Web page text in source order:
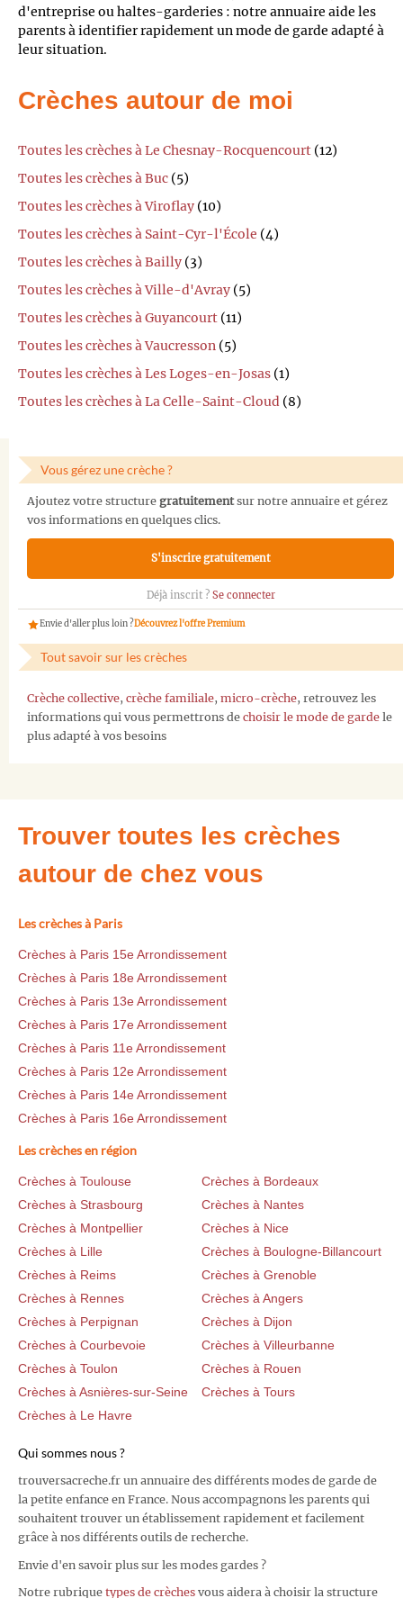
d'entreprise ou haltes-garderies : notre annuaire aide les
parents à identifier rapidement un mode de garde adapté à
leur situation.
Crèches autour de moi
Toutes les crèches à Le Chesnay-Rocquencourt (12)
Toutes les crèches à Buc (5)
Toutes les crèches à Viroflay (10)
Toutes les crèches à Saint-Cyr-l'École (4)
Toutes les crèches à Bailly (3)
Toutes les crèches à Ville-d'Avray (5)
Toutes les crèches à Guyancourt (11)
Toutes les crèches à Vaucresson (5)
Toutes les crèches à Les Loges-en-Josas (1)
Toutes les crèches à La Celle-Saint-Cloud (8)
Vous gérez une crèche ?
Ajoutez votre structure gratuitementsur notre annuaire et gérez
vos informations en quelques clics.
S'inscrire gratuitement
Déjà inscrit ? Se connecter
Envie d'aller plus loin ?Découvrez l'offre Premium
Tout savoir sur les crèches
Crèche collective, crèche familiale, micro-crèche, retrouvez les
informations qui vous permettrons de choisir le mode de garde le
plus adapté à vos besoins
Trouver toutes les crèches
autour de chez vous
Les crèches à Paris
Crèches à Paris 15e Arrondissement
Crèches à Paris 18e Arrondissement
Crèches à Paris 13e Arrondissement
Crèches à Paris 17e Arrondissement
Crèches à Paris 11e Arrondissement
Crèches à Paris 12e Arrondissement
Crèches à Paris 14e Arrondissement
Crèches à Paris 16e Arrondissement
Les crèches en région
Crèches à Toulouse
Crèches à Bordeaux
Crèches à Strasbourg
Crèches à Nantes
Crèches à Montpellier
Crèches à Nice
Crèches à Lille
Crèches à Boulogne-Billancourt
Crèches à Reims
Crèches à Grenoble
Crèches à Rennes
Crèches à Angers
Crèches à Perpignan
Crèches à Dijon
Crèches à Courbevoie
Crèches à Villeurbanne
Crèches à Toulon
Crèches à Rouen
Crèches à Asnières-sur-Seine
Crèches à Tours
Crèches à Le Havre
Qui sommes nous ?
trouversacreche.fr un annuaire des différents modes de garde de
la petite enfance en France. Nous accompagnons les parents qui
souhaitent trouver un établissement rapidement et facilement
grâce à nos différents outils de recherche.
Envie d'en savoir plus sur les modes gardes ?
Notre rubrique types de crèches vous aidera à choisir la structure